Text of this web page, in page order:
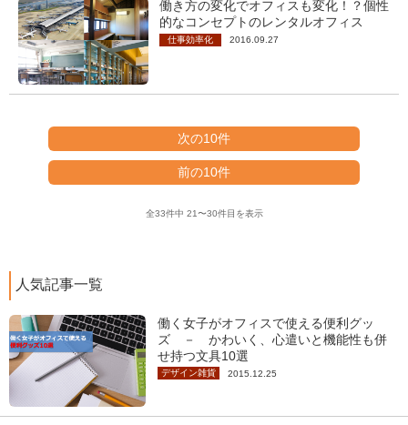
働き方の変化でオフィスも変化！？個性
的なコンセプトのレンタルオフィス
仕事効率化 2016.09.27
次の10件
前の10件
全33件中 21〜30件目を表示
人気記事一覧
働く女子がオフィスで使える便利グッ
ズ － かわいく、心遣いと機能性も併
せ持つ文具10選
デザイン雑貨 2015.12.25